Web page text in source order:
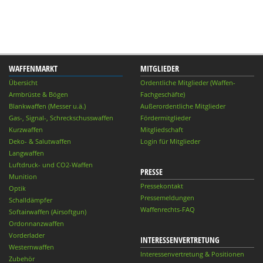
WAFFENMARKT
Übersicht
Armbrüste & Bögen
Blankwaffen (Messer u.ä.)
Gas-, Signal-, Schreckschusswaffen
Kurzwaffen
Deko- & Salutwaffen
Langwaffen
Luftdruck- und CO2-Waffen
Munition
Optik
Schalldämpfer
Softairwaffen (Airsoftgun)
Ordonnanzwaffen
Vorderlader
Westernwaffen
Zubehör
MITGLIEDER
Ordentliche Mitglieder (Waffen-
Fachgeschäfte)
Außerordentliche Mitglieder
Fördermitglieder
Mitgliedschaft
Login für Mitglieder
PRESSE
Pressekontakt
Pressemeldungen
Waffenrechts-FAQ
INTERESSENVERTRETUNG
Interessenvertretung & Positionen